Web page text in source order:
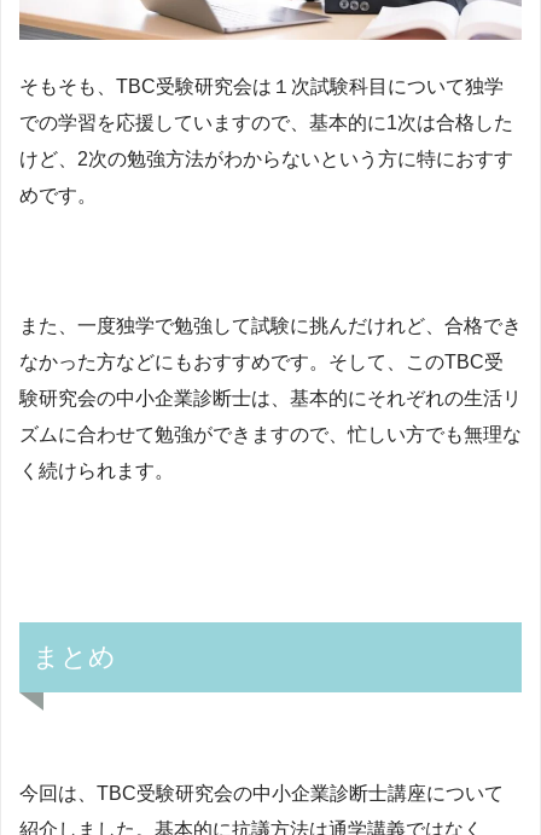
そもそも、TBC受験研究会は１次試験科目について独学
での学習を応援していますので、基本的に1次は合格した
けど、2次の勉強方法がわからないという方に特におすす
めです。
また、一度独学で勉強して試験に挑んだけれど、合格でき
なかった方などにもおすすめです。そして、このTBC受
験研究会の中小企業診断士は、基本的にそれぞれの生活リ
ズムに合わせて勉強ができますので、忙しい方でも無理な
く続けられます。
まとめ
今回は、TBC受験研究会の中小企業診断士講座について
紹介しました。基本的に抗議方法は通学講義ではなく